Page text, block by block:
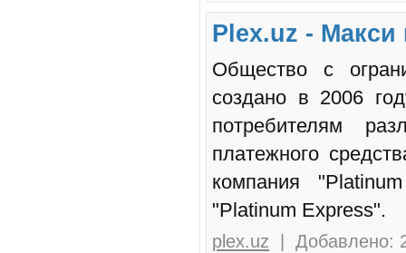
Plex.uz -
Общество с
создано в 2006
потребителям
платежного
компания
"Platinum Express".
plex.uz | Добавлено: